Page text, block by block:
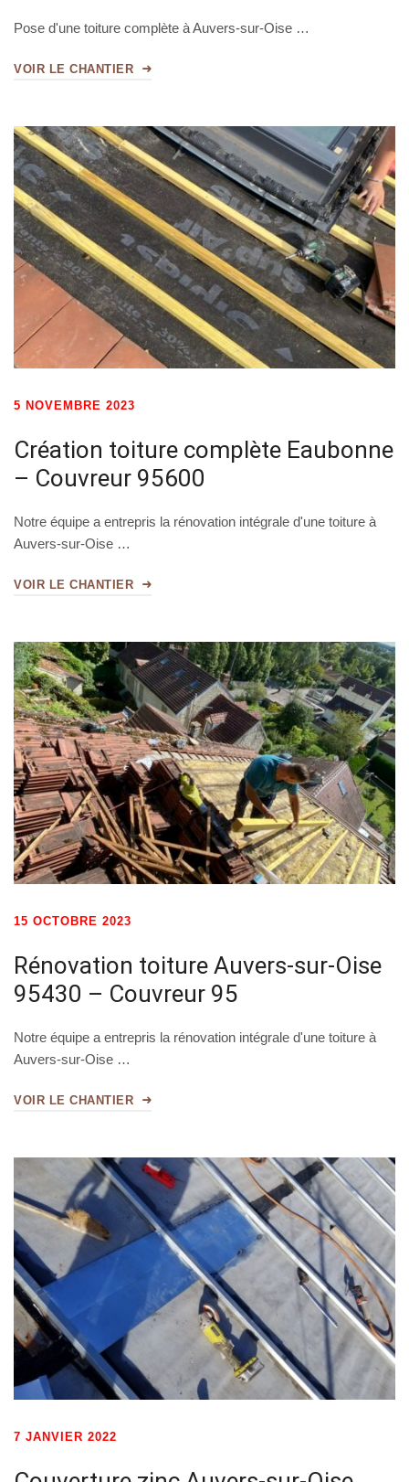
Pose d'une toiture complète à Auvers-sur-Oise …
VOIR LE CHANTIER
5 NOVEMBRE 2023
Création toiture complète Eaubonne
– Couvreur 95600
Notre équipe a entrepris la rénovation intégrale d'une toiture à
Auvers-sur-Oise …
VOIR LE CHANTIER
15 OCTOBRE 2023
Rénovation toiture Auvers-sur-Oise
95430 – Couvreur 95
Notre équipe a entrepris la rénovation intégrale d'une toiture à
Auvers-sur-Oise …
VOIR LE CHANTIER
7 JANVIER 2022